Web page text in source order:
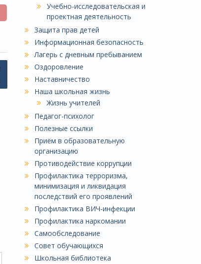
Учебно-исследовательская и
проектная деятельность
Защита прав детей
Информационная безопасность
Лагерь с дневным пребыванием
Оздоровление
Наставничество
Наша школьная жизнь
Жизнь учителей
Педагог-психолог
Полезные ссылки
Приём в образовательную
организацию
Противодействие коррупции
Профилактика терроризма,
минимизация и ликвидация
последствий его проявлений
Профилактика ВИЧ-инфекции
Профилактика наркомании
Самообследование
Совет обучающихся
Школьная библиотека